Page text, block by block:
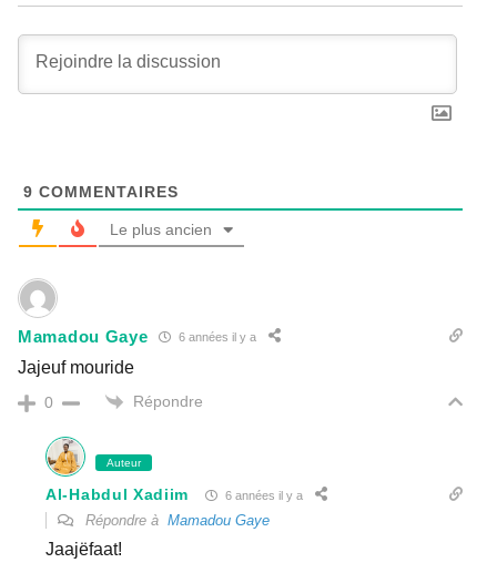
9 COMMENTAIRES
Le plus ancien
Mamadou Gaye 6 années il y a
Jajeuf mouride
0 Répondre
Auteur
Al-Habdul Xadiim 6 années il y a
Répondre à Mamadou Gaye
Jaajëfaat!